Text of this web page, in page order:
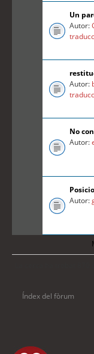
Un
Autor:
Autor:
No
Autor:
Autor:
Índex del fòrum